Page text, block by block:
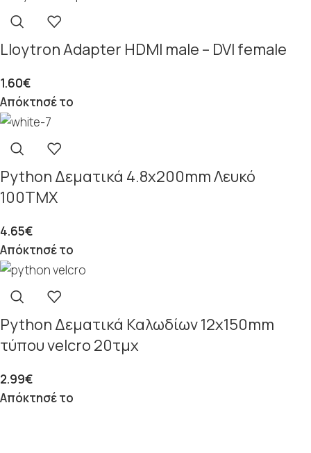
Lloytron Adapter HDMI male – DVI female
1.60€
Απόκτησέ το
Python Δεματικά 4.8x200mm Λευκό
100ΤΜΧ
4.65€
Απόκτησέ το
Python Δεματικά Καλωδίων 12x150mm
τύπου velcro 20τμχ
2.99€
Απόκτησέ το